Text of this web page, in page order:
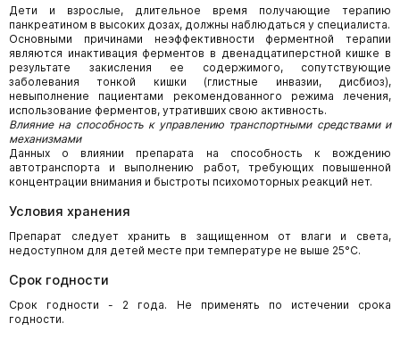
Дети и взрослые, длительное время получающие терапию
панкреатином в высоких дозах, должны наблюдаться у специалиста.
Основными причинами неэффективности ферментной терапии
являются инактивация ферментов в двенадцатиперстной кишке в
результате закисления ее содержимого, сопутствующие
заболевания тонкой кишки (глистные инвазии, дисбиоз),
невыполнение пациентами рекомендованного режима лечения,
использование ферментов, утративших свою активность.
Влияние на способность к управлению транспортными средствами и
механизмами
Данных о влиянии препарата на способность к вождению
автотранспорта и выполнению работ, требующих повышенной
концентрации внимания и быстроты психомоторных реакций нет.
Условия хранения
Препарат следует хранить в защищенном от влаги и света,
недоступном для детей месте при температуре не выше 25°С.
Срок годности
Срок годности - 2 года. Не применять по истечении срока
годности.